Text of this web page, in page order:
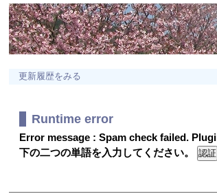
更新履歴をみる
Runtime error
Error message : Spam check failed.
下の二つの単語を入力してください。